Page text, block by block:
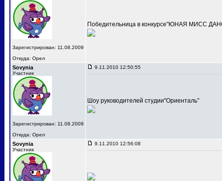
Зарегистрирован: 11.08.2009
Откуда: Орел
Победительница в конкурсе"ЮНАЯ МИСС
Sovynia
Участник
Зарегистрирован: 11.08.2009
Откуда: Орел
9.11.2010 12:50:55
Шоу руководителей студии"Ориенталь"
Sovynia
Участник
9.11.2010 12:56:08